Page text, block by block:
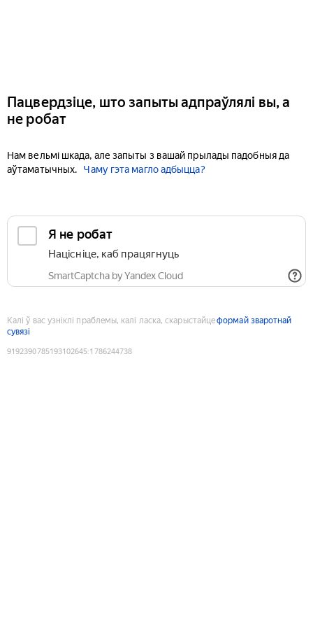
Пацвердзіце, што запыты адпраўлялі вы, а
не робат
Нам вельмі шкада, але запыты з вашай прылады падобныя да
аўтаматычных.
Чаму гэта магло адбыцца?
Я не робат
Націсніце, каб працягнуць
SmartCaptcha by Yandex Cloud
Калі ў вас узніклі праблемы, калі ласка, скарыстайцеформай зваротнай
сувязі
9192390785193102645:1786244738